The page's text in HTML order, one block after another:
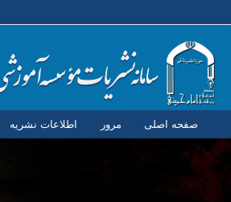
صفحه اصلی مرور اطلاعات نشریه